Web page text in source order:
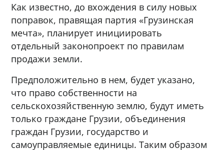
Как известно, до вхождения в силу новых
поправок, правящая партия «Грузинская
мечта», планирует инициировать
отдельный законопроект по правилам
продажи земли.
Предположительно в нем, будет указано,
что право собственности на
сельскохозяйственную землю, будут иметь
только граждане Грузии, объединения
граждан Грузии, государство и
самоуправляемые единицы. Таким образом